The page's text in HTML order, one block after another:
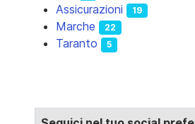
Assicurazioni 19
Marche 22
Taranto 5